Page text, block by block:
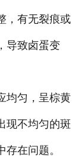
有无裂痕或
导致卤蛋变
匀，呈棕黄
现不均匀的斑
在问题。